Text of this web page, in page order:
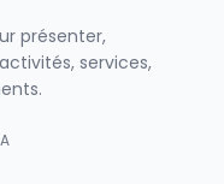
présenter,
services,